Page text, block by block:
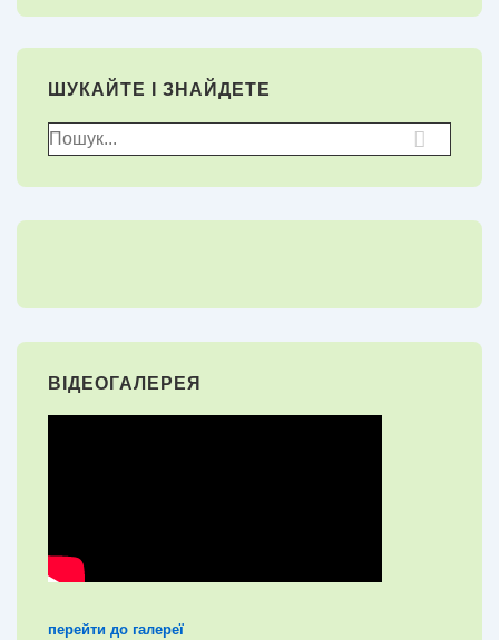
ШУКАЙТЕ І ЗНАЙДЕТЕ
Пошук
для:
ВІДЕОГАЛЕРЕЯ
перейти до галереї